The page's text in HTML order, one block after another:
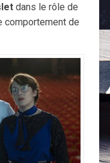
dans le rôle de
comportement de